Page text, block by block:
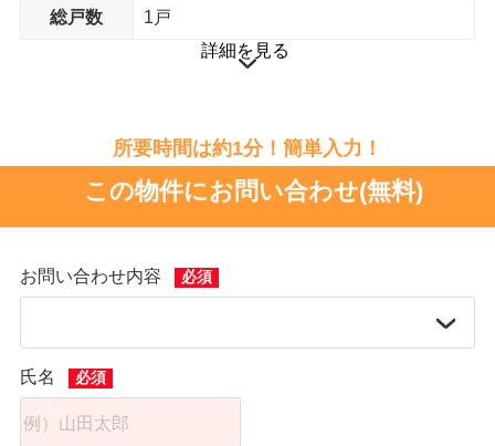
総戸数
1戸
詳細を見る
所要時間は約1分！簡単入力！
この物件にお問い合わせ(無料)
お問い合わせ内容
氏名